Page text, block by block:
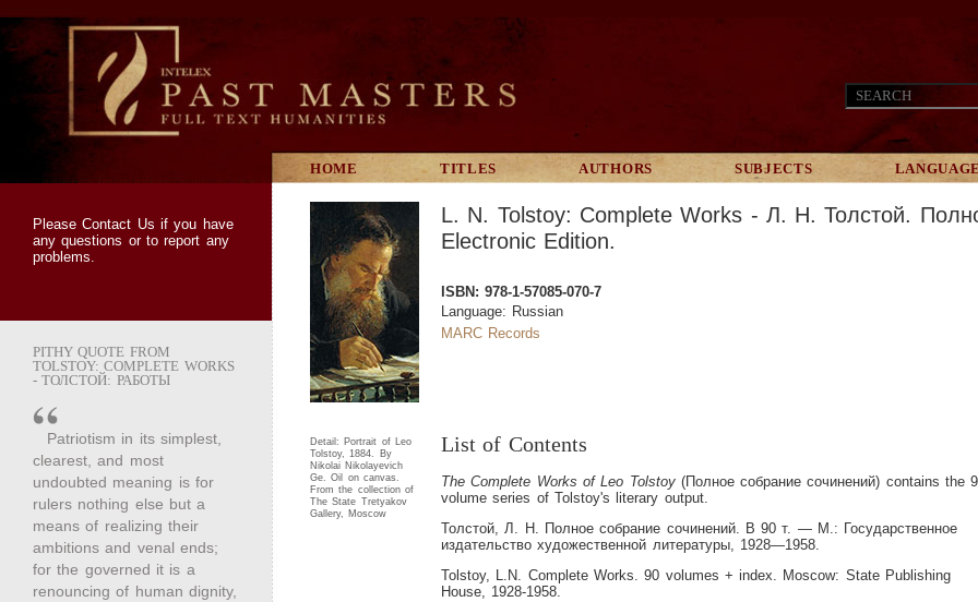
HOME TITLES AUTHORS SUBJECTS
PleaseContact Us if you have
any questions or to report any
problems.
PITHY QUOTE FROM
TOLSTOY: COMPLETE WORKS
- ТОЛСТОЙ: РАБОТЫ
Patriotism in its simplest,
clearest, and most
undoubted meaning is for
rulers nothing else but a
means of realizing their
ambitions and venal ends;
for the governed it is a
renouncing of human dignity,
L. N. Tolstoy: Complete Works - Л. Н. Толстой.
Electronic Edition.
ISBN: 978-1-57085-070-7
Language: Russian
MARC Records
Detail: Portrait of Leo
Tolstoy, 1884. By
Nikolai Nikolayevich
Ge. Oil on canvas.
From the collection of
The State Tretyakov
Gallery, Moscow
List of Contents
The Complete Works of Leo Tolstoy(Полное собрание сочинений) contains the
volume series of Tolstoy's literary output.
Толстой, Л. Н. Полное собрание сочинений. В 90 т. — М.: Государственное
издательство художественной литературы, 1928—1958.
Tolstoy, L.N. Complete Works. 90 volumes + index. Moscow: State Publishing
House, 1928-1958.